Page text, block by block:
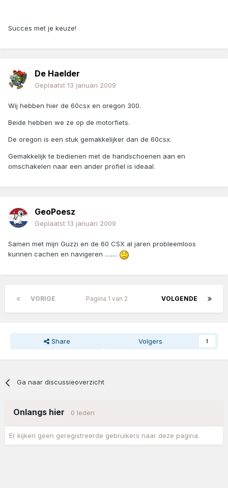
Succes met je keuze!
De Haelder
Geplaatst 13 januari 2009
Wij hebben hier de 60csx en oregon 300.
Beide hebben we ze op de motorfiets.
De oregon is een stuk gemakkelijker dan de 60csx.
Gemakkelijk te bedienen met de handschoenen aan en
omschakelen naar een ander profiel is ideaal.
GeoPoesz
Geplaatst 13 januari 2009
Samen met mijn Guzzi en de 60 CSX al jaren probleemloos
kunnen cachen en navigeren ........
VORIGE VOLGENDE
Pagina 1 van 2
Share Volgers 1
Ga naar discussieoverzicht
Onlangs hier 0 leden
Er kijken geen geregistreerde gebruikers naar deze pagina.